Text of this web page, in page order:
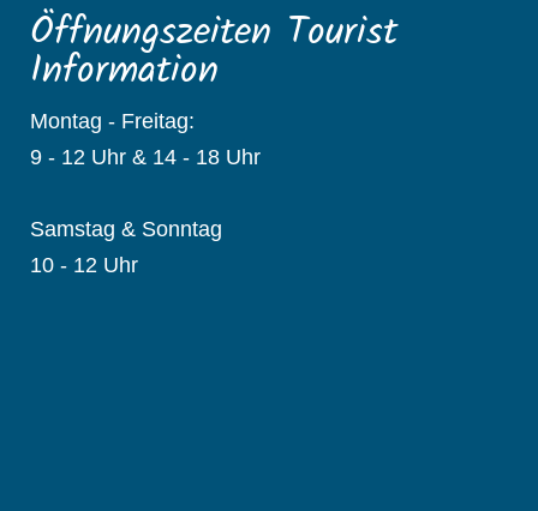
Öffnungszeiten Tourist
Information
Montag - Freitag:
9 - 12 Uhr & 14 - 18 Uhr
Samstag & Sonntag
10 - 12 Uhr